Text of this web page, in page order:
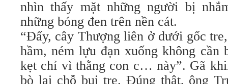
nhìn thấy mặt những người bị
những bóng đen trên nền cát.
“Đấy, cây Thượng liên ở dưới gốc
hầm, ném lựu đạn xuống không cần
kẹt chỉ vì thằng con c… này”. Gã
bò lại chỗ bụi tre. Đúng thật, ông